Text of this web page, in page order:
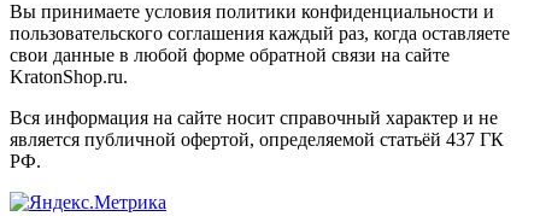
Вы принимаете условия политики конфиденциальности и
пользовательского соглашения каждый раз, когда оставляете
свои данные в любой форме обратной связи на сайте
KratonShop.ru.
Вся информация на сайте носит справочный характер и не
является публичной офертой, определяемой статьёй 437 ГК
РФ.